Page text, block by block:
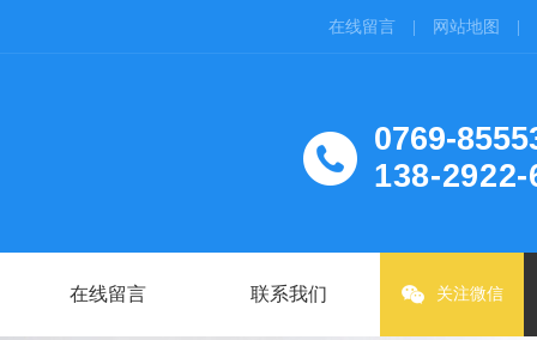
在线留言 | 网站地图 |
0769-
138-2922-
在线留言 联系我们 关注微信